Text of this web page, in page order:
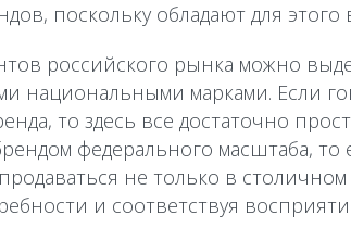
поскольку обладают для
российского рынка можно
национальными марками. Если
то здесь все достаточно
федерального масштаба,
не только в
и соответствуя